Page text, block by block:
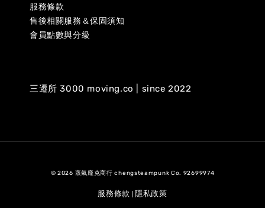
服務條款
售後相關服務＆保固須知
會員點數與分級
三遷所 3000 moving.co | since 2022
© 2026 蒸氣龐克商行 chengsteampunk Co. 92699974
服務條款 隱私政策